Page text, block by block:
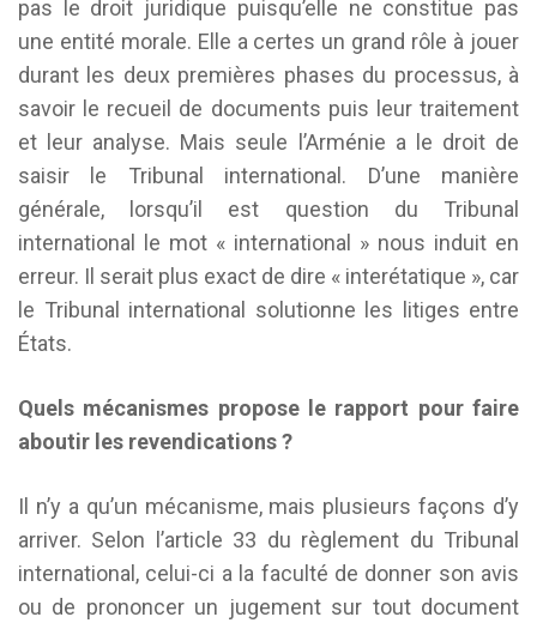
pas le droit juridique puisqu’elle ne constitue pas
une entité morale. Elle a certes un grand rôle à jouer
durant les deux premières phases du processus, à
savoir le recueil de documents puis leur traitement
et leur analyse. Mais seule l’Arménie a le droit de
saisir le Tribunal international. D’une manière
générale, lorsqu’il est question du Tribunal
international le mot « international » nous induit en
erreur. Il serait plus exact de dire « interétatique », car
le Tribunal international solutionne les litiges entre
États.
Quels mécanismes propose le rapport pour faire
aboutir les revendications ?
Il n’y a qu’un mécanisme, mais plusieurs façons d’y
arriver. Selon l’article 33 du règlement du Tribunal
international, celui-ci a la faculté de donner son avis
ou de prononcer un jugement sur tout document